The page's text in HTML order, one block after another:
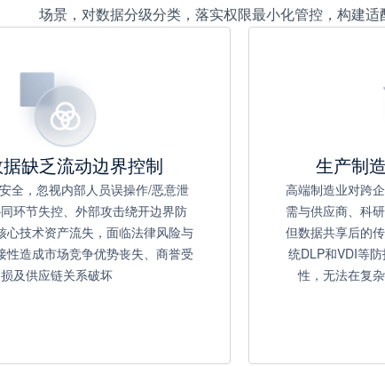
场景，对数据分级分类，落实权限最小化管控，构建
缺乏流动边界控制
全，忽视内部人员误操作/恶意泄
环节失控、外部攻击绕开边界防
心技术资产流失，面临法律风险与
性造成市场竞争优势丧失、商誉受
损及供应链关系破坏
生产制
高端制造业对跨
需与供应商、科
但数据共享后的
统DLP和VDI等
性，无法在复